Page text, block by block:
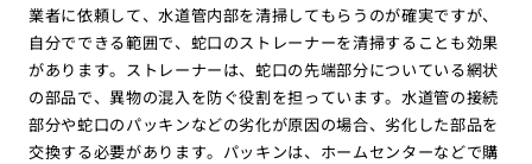
業者に依頼して、水道管内部を清掃してもらうのが確実ですが、
自分でできる範囲で、蛇口のストレーナーを清掃することも効果
があります。ストレーナーは、蛇口の先端部分についている網状
の部品で、異物の混入を防ぐ役割を担っています。水道管の接続
部分や蛇口のパッキンなどの劣化が原因の場合、劣化した部品を
交換する必要があります。パッキンは、ホームセンターなどで購